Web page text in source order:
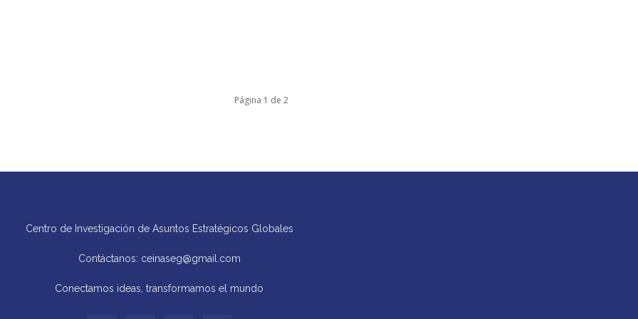
Página 1 de 2
Centro de Investigación de Asuntos Estratégicos Globales
Contáctanos: ceinaseg@gmail.com
Conectamos ideas, transformamos el mundo